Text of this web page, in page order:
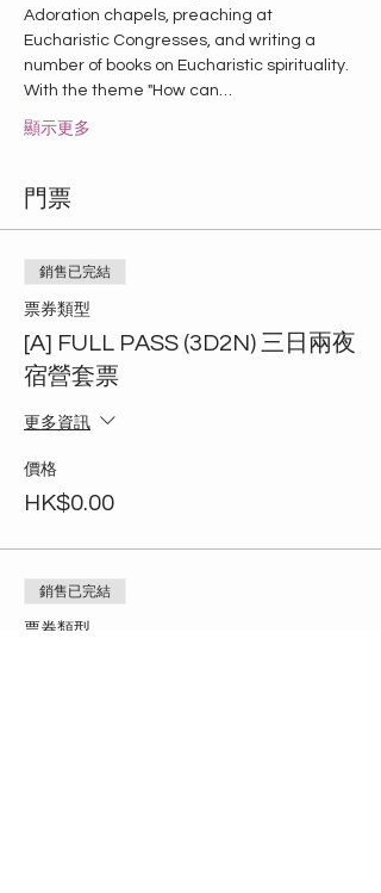
Adoration chapels, preaching at
Eucharistic Congresses, and writing a
number of books on Eucharistic spirituality.
With the theme "How can…
顯示更多
門票
銷售已完結
票券類型
[A] FULL PASS (3D2N) 三日兩夜
宿營套票
更多資訊
價格
HK$0.00
銷售已完結
票券類型